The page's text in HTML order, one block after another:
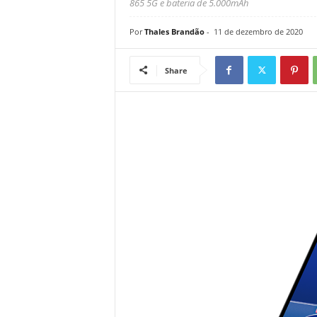
865 5G e bateria de 5.000mAh
Por Thales Brandão- 11 de dezembro de 2020
Share